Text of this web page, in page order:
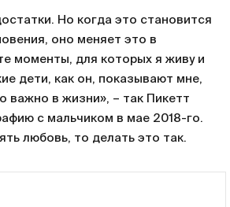
Но когда это становится
оно меняет это в
моменты, для которых я живу и
дети, как он, показывают мне,
важно в жизни», – так Пикетт
с мальчиком в мае 2018-го.
любовь, то делать это так.